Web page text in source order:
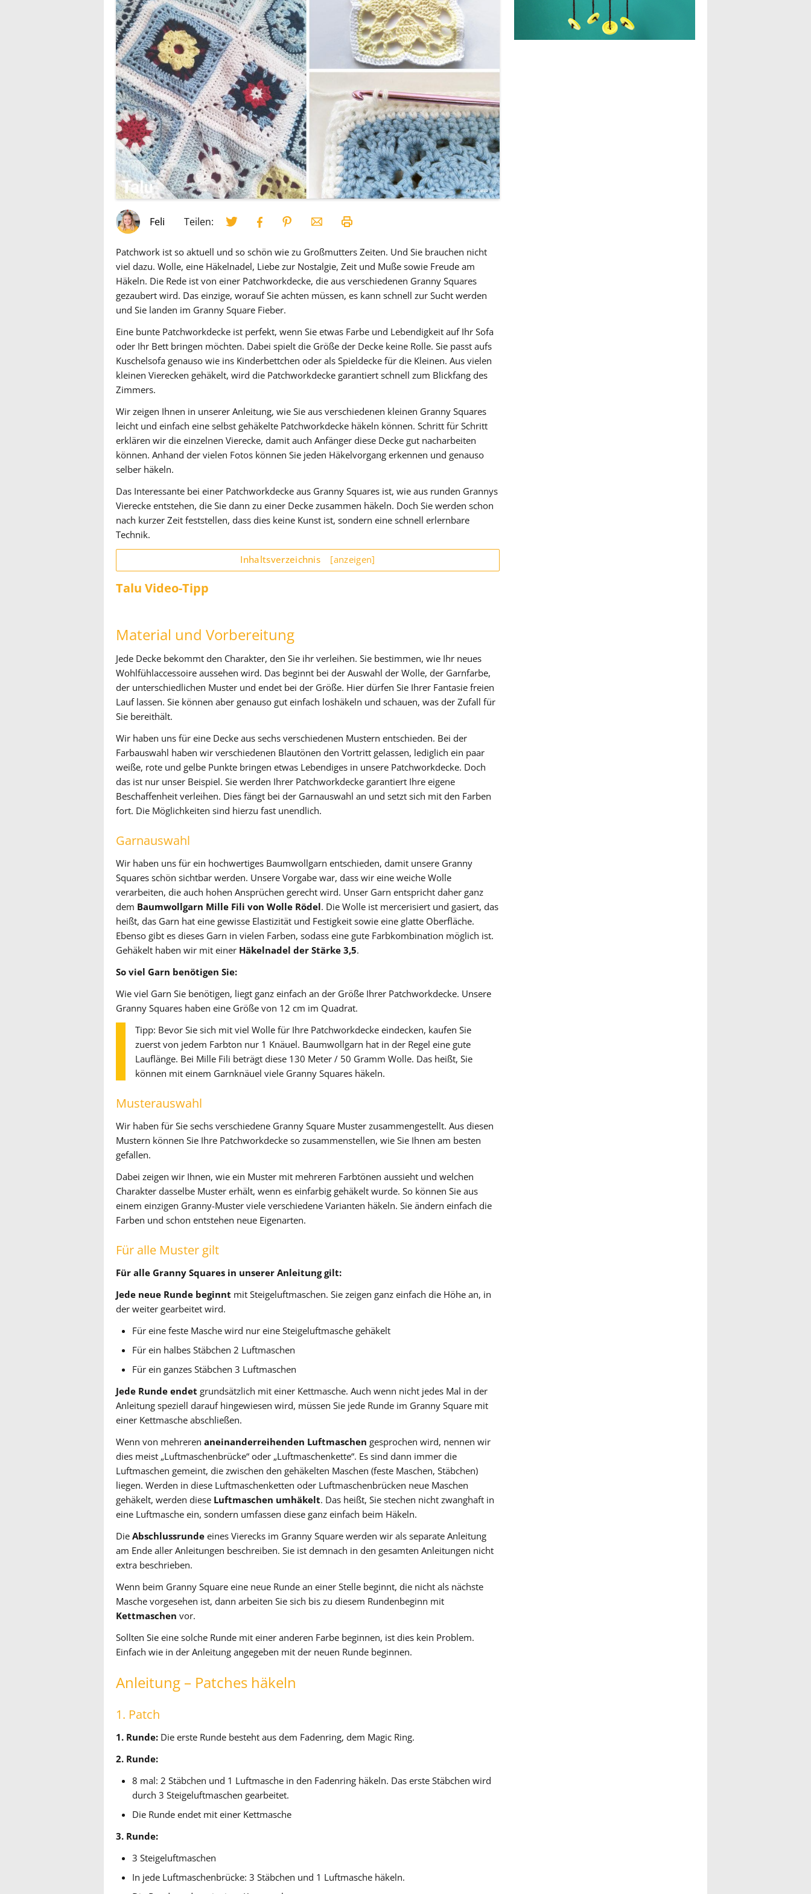
Feli Teilen:
Patchwork ist so aktuell und so schön wie zu Großmutters Zeiten. Und Sie brauchen nicht
viel dazu. Wolle, eine Häkelnadel, Liebe zur Nostalgie, Zeit und Muße sowie Freude am
Häkeln. Die Rede ist von einer Patchworkdecke, die aus verschiedenen Granny Squares
gezaubert wird. Das einzige, worauf Sie achten müssen, es kann schnell zur Sucht werden
und Sie landen im Granny Square Fieber.
Eine bunte Patchworkdecke ist perfekt, wenn Sie etwas Farbe und Lebendigkeit auf Ihr Sofa
oder Ihr Bett bringen möchten. Dabei spielt die Größe der Decke keine Rolle. Sie passt aufs
Kuschelsofa genauso wie ins Kinderbettchen oder als Spieldecke für die Kleinen. Aus vielen
kleinen Vierecken gehäkelt, wird die Patchworkdecke garantiert schnell zum Blickfang des
Zimmers.
Wir zeigen Ihnen in unserer Anleitung, wie Sie aus verschiedenen kleinen Granny Squares
leicht und einfach eine selbst gehäkelte Patchworkdecke häkeln können. Schritt für Schritt
erklären wir die einzelnen Vierecke, damit auch Anfänger diese Decke gut nacharbeiten
können. Anhand der vielen Fotos können Sie jeden Häkelvorgang erkennen und genauso
selber häkeln.
Das Interessante bei einer Patchworkdecke aus Granny Squares ist, wie aus runden Grannys
Vierecke entstehen, die Sie dann zu einer Decke zusammen häkeln. Doch Sie werden schon
nach kurzer Zeit feststellen, dass dies keine Kunst ist, sondern eine schnell erlernbare
Technik.
Inhaltsverzeichnis [anzeigen]
Talu Video-Tipp
Material und Vorbereitung
Jede Decke bekommt den Charakter, den Sie ihr verleihen. Sie bestimmen, wie Ihr neues
Wohlfühlaccessoire aussehen wird. Das beginnt bei der Auswahl der Wolle, der Garnfarbe,
der unterschiedlichen Muster und endet bei der Größe. Hier dürfen Sie Ihrer Fantasie freien
Lauf lassen. Sie können aber genauso gut einfach loshäkeln und schauen, was der Zufall für
Sie bereithält.
Wir haben uns für eine Decke aus sechs verschiedenen Mustern entschieden. Bei der
Farbauswahl haben wir verschiedenen Blautönen den Vortritt gelassen, lediglich ein paar
weiße, rote und gelbe Punkte bringen etwas Lebendiges in unsere Patchworkdecke. Doch
das ist nur unser Beispiel. Sie werden Ihrer Patchworkdecke garantiert Ihre eigene
Beschaffenheit verleihen. Dies fängt bei der Garnauswahl an und setzt sich mit den Farben
fort. Die Möglichkeiten sind hierzu fast unendlich.
Garnauswahl
Wir haben uns für ein hochwertiges Baumwollgarn entschieden, damit unsere Granny
Squares schön sichtbar werden. Unsere Vorgabe war, dass wir eine weiche Wolle
verarbeiten, die auch hohen Ansprüchen gerecht wird. Unser Garn entspricht daher ganz
dem Baumwollgarn Mille Fili von Wolle Rödel. Die Wolle ist mercerisiert und gasiert, das
heißt, das Garn hat eine gewisse Elastizität und Festigkeit sowie eine glatte Oberfläche.
Ebenso gibt es dieses Garn in vielen Farben, sodass eine gute Farbkombination möglich ist.
Gehäkelt haben wir mit einer Häkelnadel der Stärke 3,5.
So viel Garn benötigen Sie:
Wie viel Garn Sie benötigen, liegt ganz einfach an der Größe Ihrer Patchworkdecke. Unsere
Granny Squares haben eine Größe von 12 cm im Quadrat.
Tipp: Bevor Sie sich mit viel Wolle für Ihre Patchworkdecke eindecken, kaufen Sie
zuerst von jedem Farbton nur 1 Knäuel. Baumwollgarn hat in der Regel eine gute
Lauflänge. Bei Mille Fili beträgt diese 130 Meter / 50 Gramm Wolle. Das heißt, Sie
können mit einem Garnknäuel viele Granny Squares häkeln.
Musterauswahl
Wir haben für Sie sechs verschiedene Granny Square Muster zusammengestellt. Aus diesen
Mustern können Sie Ihre Patchworkdecke so zusammenstellen, wie Sie Ihnen am besten
gefallen.
Dabei zeigen wir Ihnen, wie ein Muster mit mehreren Farbtönen aussieht und welchen
Charakter dasselbe Muster erhält, wenn es einfarbig gehäkelt wurde. So können Sie aus
einem einzigen Granny-Muster viele verschiedene Varianten häkeln. Sie ändern einfach die
Farben und schon entstehen neue Eigenarten.
Für alle Muster gilt
Für alle Granny Squares in unserer Anleitung gilt:
Jede neue Runde beginnt mit Steigeluftmaschen. Sie zeigen ganz einfach die Höhe an, in
der weiter gearbeitet wird.
Für eine feste Masche wird nur eine Steigeluftmasche gehäkelt
Für ein halbes Stäbchen 2 Luftmaschen
Für ein ganzes Stäbchen 3 Luftmaschen
Jede Runde endet grundsätzlich mit einer Kettmasche. Auch wenn nicht jedes Mal in der
Anleitung speziell darauf hingewiesen wird, müssen Sie jede Runde im Granny Square mit
einer Kettmasche abschließen.
Wenn von mehreren aneinanderreihenden Luftmaschen gesprochen wird, nennen wir
dies meist „Luftmaschenbrücke“ oder „Luftmaschenkette“. Es sind dann immer die
Luftmaschen gemeint, die zwischen den gehäkelten Maschen (feste Maschen, Stäbchen)
liegen. Werden in diese Luftmaschenketten oder Luftmaschenbrücken neue Maschen
gehäkelt, werden diese Luftmaschen umhäkelt. Das heißt, Sie stechen nicht zwanghaft in
eine Luftmasche ein, sondern umfassen diese ganz einfach beim Häkeln.
Die Abschlussrunde eines Vierecks im Granny Square werden wir als separate Anleitung
am Ende aller Anleitungen beschreiben. Sie ist demnach in den gesamten Anleitungen nicht
extra beschrieben.
Wenn beim Granny Square eine neue Runde an einer Stelle beginnt, die nicht als nächste
Masche vorgesehen ist, dann arbeiten Sie sich bis zu diesem Rundenbeginn mit
Kettmaschen vor.
Sollten Sie eine solche Runde mit einer anderen Farbe beginnen, ist dies kein Problem.
Einfach wie in der Anleitung angegeben mit der neuen Runde beginnen.
Anleitung – Patches häkeln
1. Patch
1. Runde: Die erste Runde besteht aus dem Fadenring, dem Magic Ring.
2. Runde:
8 mal: 2 Stäbchen und 1 Luftmasche in den Fadenring häkeln. Das erste Stäbchen wird
durch 3 Steigeluftmaschen gearbeitet.
Die Runde endet mit einer Kettmasche
3. Runde:
3 Steigeluftmaschen
In jede Luftmaschenbrücke: 3 Stäbchen und 1 Luftmasche häkeln.